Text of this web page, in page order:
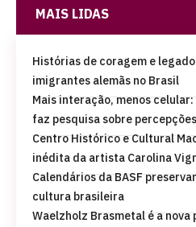
MAIS LIDAS
Histórias de coragem e
imigrantes alemãs no Brasil
Mais interação, menos
faz pesquisa sobre
Centro Histórico e Cultural
inédita da artista Carolina
Calendários da BASF
cultura brasileira
Waelzholz Brasmetal é a